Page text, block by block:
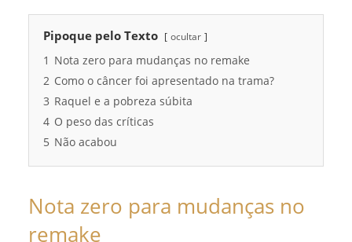
Pipoque pelo Texto ocultar
1 Nota zero para mudanças no remake
2 Como o câncer foi apresentado na trama?
3 Raquel e a pobreza súbita
4 O peso das críticas
5 Não acabou
Nota zero para mudanças no
remake